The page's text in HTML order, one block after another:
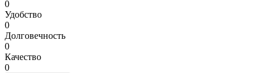
0
Удобство
0
Долговечность
0
Качество
0